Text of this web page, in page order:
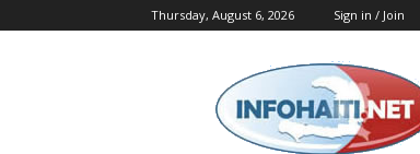
Thursday, August 6, 2026 Sign in / Join